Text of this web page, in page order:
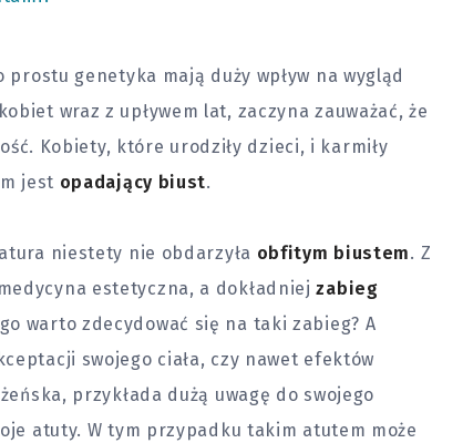
genetyka mają duży wpływ na wygląd
wraz z upływem lat, zaczyna zauważać, że
Kobiety, które urodziły dzieci, i karmiły
jest opadający biust.
niestety nie obdarzyła obfitym biustem. Z
estetyczna, a dokładniejzabieg
warto zdecydować się na taki zabieg? A
swojego ciała, czy nawet efektów
przykłada dużą uwagę do swojego
atuty. W tym przypadku takim atutem może